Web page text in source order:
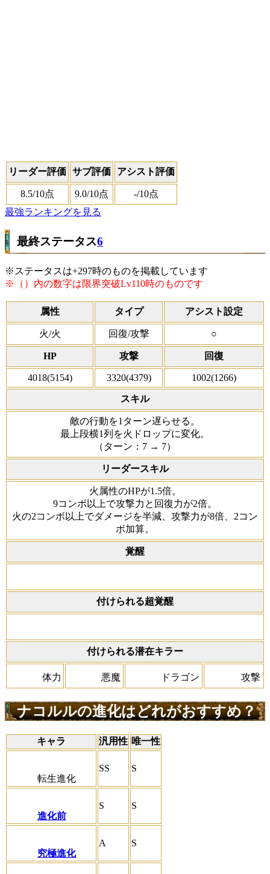
リーダー評価 サブ評価 アシスト評価
8.5/10点 9.0/10点 -/10点
最強ランキングを見る
最終ステータス6
※ステータスは+297時のものを掲載しています
※（）内の数字は限界突破Lv110時のものです
属性 タイプ アシスト設定
火/火 回復/攻撃 ○
HP 攻撃 回復
4018(5154) 3320(4379) 1002(1266)
スキル
敵の行動を1ターン遅らせる。
最上段横1列を火ドロップに変化。
（ターン：7 → 7）
リーダースキル
火属性のHPが1.5倍。
9コンボ以上で攻撃力と回復力が2倍。
火の2コンボ以上でダメージを半減、攻撃力が8倍、2コン
ボ加算。
覚醒
付けられる超覚醒
付けられる潜在キラー
体力 悪魔 ドラゴン 攻撃
ナコルルの進化はどれがおすすめ？
キャラ 汎用性 唯一性
転生進化
SS S
進化前
S S
究極進化
A S